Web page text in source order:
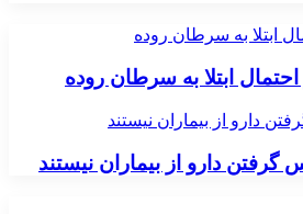
ابتلا به سرطان روده
ابتلا به سرطان روده
دارو از بیماران نیستند
گرفتن دارو از بیماران نیستند